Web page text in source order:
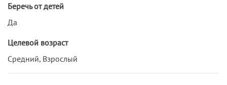
Беречь от детей
Да
Целевой возраст
Средний, Взрослый